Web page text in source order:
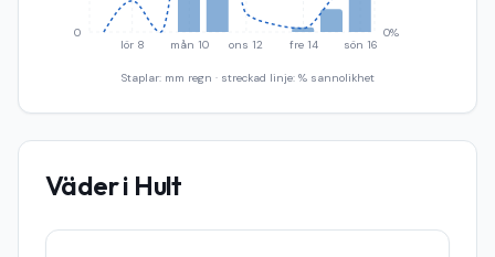
lör 8 mån 10 ons 12 fre 14 sön 16
0 0%
Staplar: mm regn · streckad linje: % sannolikhet
Väder i Hult